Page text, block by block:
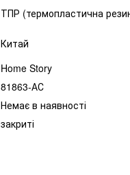
ТПР (термопластична
Китай
Home Story
81863-АС
Немає в наявності
закриті